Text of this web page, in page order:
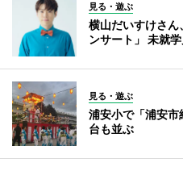
見る・遊ぶ
横山だいすけさん
ンサート」 未就
見る・遊ぶ
浦安小で「浦安市
台も並ぶ